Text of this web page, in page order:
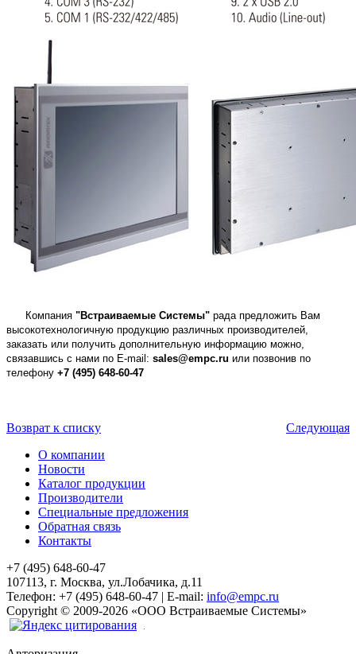
Компания "Встраиваемые Системы" рада предложить Вам
высокотехнологичную продукцию различных производителей,
заказать или получить дополнительную информацию можно,
связавшись с нами по E-mail: sales@empc.ru или позвонив по
телефону +7 (495) 648-60-47
Возврат к списку
Следующая
О компании
Новости
Каталог продукции
Производители
Специальные предложения
Обратная связь
Контакты
+7 (495) 648-60-47
107113, г. Москва, ул.Лобачика, д.11
Телефон: +7 (495) 648-60-47 | E-mail: info@empc.ru
Copyright © 2009-2026 «ООО Встраиваемые Системы»